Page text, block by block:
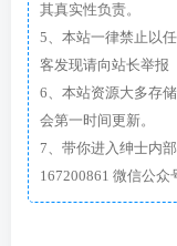
其真实性负责。
5、本站一律禁止以
客发现请向站长举报
6、本站资源大多存
会第一时间更新。
7、带你进入绅士内
167200861